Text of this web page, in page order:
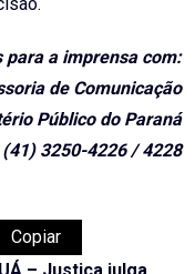
para a imprensa com:
de Comunicação
Público do Paraná
(41) 3250-4226 / 4228
Copiar